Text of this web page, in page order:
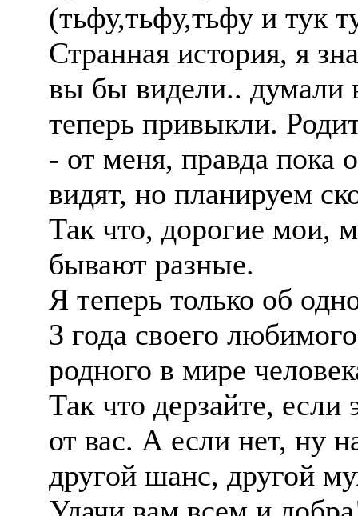
(тьфу,тьфу,тьфу и тук
Странная история, я
вы бы видели.. думали
теперь привыкли.
- от меня, правда пока
видят, но планируем
Так что, дорогие мои,
бывают разные.
Я теперь только об
3 года своего
родного в мире
Так что дерзайте, если
от вас. А если нет, ну
другой шанс, другой